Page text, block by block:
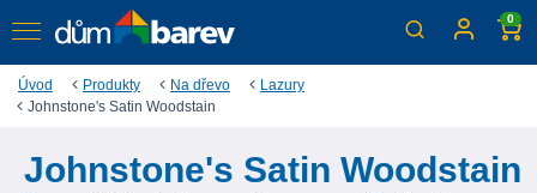
0
Úvod Produkty Na dřevo
Lazury
Johnstone's Satin Woodstain
Johnstone's Satin Woodstain